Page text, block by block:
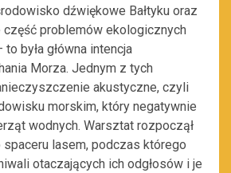
dźwiękowe Bałtyku oraz
część problemów ekologicznych
była główna intencja
Morza. Jednym z tych
akustyczne, czyli
morskim, który negatywnie
wodnych. Warsztat rozpoczął
lasem, podczas którego
otaczających ich odgłosów i je